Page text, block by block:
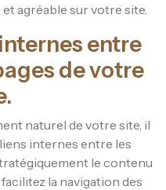
agréable sur votre site.
entre
de votre
naturel de votre site, il
internes entre les
le contenu
la navigation des